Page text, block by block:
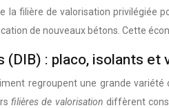
la filière de valorisation
de nouveaux bétons. Cette
(DIB) : placo, isolants
regroupent une grande
filières de valorisation diffèrent